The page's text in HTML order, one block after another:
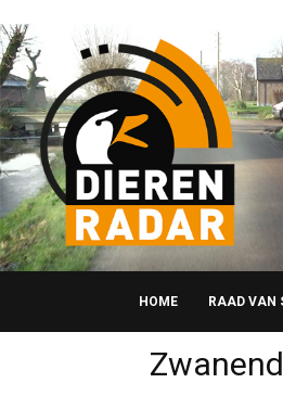
HOME RAAD VAN